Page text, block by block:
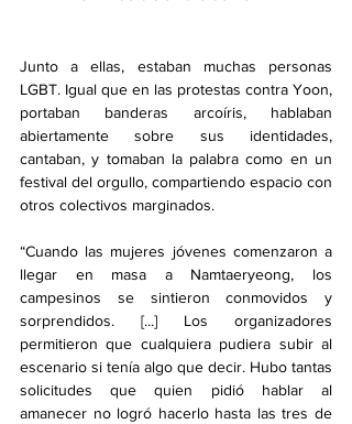
Junto a ellas, estaban muchas personas
LGBT. Igual que en las protestas contra Yoon,
portaban banderas arcoíris, hablaban
abiertamente sobre sus identidades,
cantaban, y tomaban la palabra como en un
festival del orgullo, compartiendo espacio con
otros colectivos marginados.
“Cuando las mujeres jóvenes comenzaron a
llegar en masa a Namtaeryeong, los
campesinos se sintieron conmovidos y
sorprendidos. [...] Los organizadores
permitieron que cualquiera pudiera subir al
escenario si tenía algo que decir. Hubo tantas
solicitudes que quien pidió hablar al
amanecer no logró hacerlo hasta las tres de